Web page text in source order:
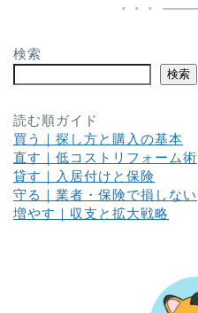
検索
検索
読む順ガイド
買う｜探し方と購入の基本
直す｜低コストリフォーム術
貸す｜入居付けと保険
守る｜業者・保険で損しない
増やす｜収支と拡大戦略